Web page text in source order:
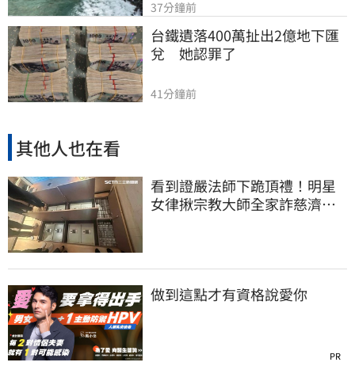
37分鐘前
台鐵遺落400萬扯出2億地下匯
兌　她認罪了
41分鐘前
其他人也在看
看到證嚴法師下跪頂禮！明星
女律揪宗教大師全家詐慈濟…
做到這點才有資格說愛你
PR